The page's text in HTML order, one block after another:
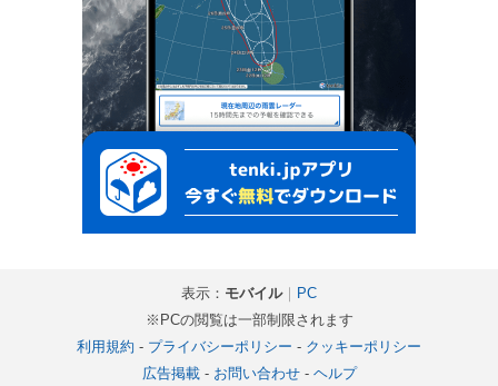
表示： モバイル｜ PC
※PCの閲覧は一部制限されます
利用規約 - プライバシーポリシー - クッキーポリシー
広告掲載- お問い合わせ- ヘルプ